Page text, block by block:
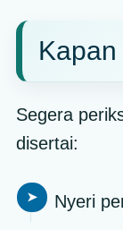
Segera
disertai:
Nyeri